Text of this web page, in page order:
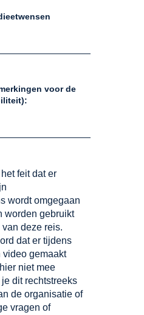
voor de
feit dat er
wordt omgegaan
worden gebruikt
deze reis.
dat er tijdens
video gemaakt
niet mee
dit rechtstreeks
de organisatie of
vragen of